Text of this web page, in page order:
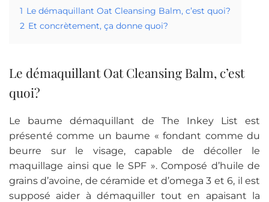
1 Le démaquillant Oat Cleansing Balm, c’est quoi?
2 Et concrètement, ça donne quoi?
Le démaquillant Oat Cleansing Balm, c’est
quoi?
Le baume démaquillant de The Inkey List est
présenté comme un baume « fondant comme du
beurre sur le visage, capable de décoller le
maquillage ainsi que le SPF ». Composé d’huile de
grains d’avoine, de céramide et d’omega 3 et 6, il est
supposé aider à démaquiller tout en apaisant la